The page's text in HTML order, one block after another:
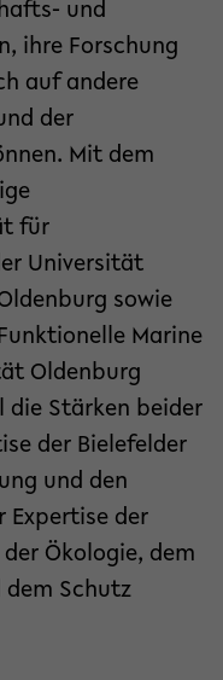
und
ihre Forschung
auf andere
der
Mit dem
für
Universität
sowie
Marine
Oldenburg
die Stärken beider
der Bielefelder
und den
Expertise der
Ökologie, dem
dem Schutz